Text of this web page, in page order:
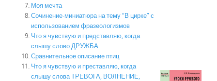
Моя мечта
Сочинение-миниатюра на тему “В цирке” с
использованием фразеологизмов
Что я чувствую и представляю, когда
слышу слово ДРУЖБА
Сравнительное описание птиц
Что я чувствую и преставляю, когда
слышу слова ТРЕВОГА, ВОЛНЕНИЕ,